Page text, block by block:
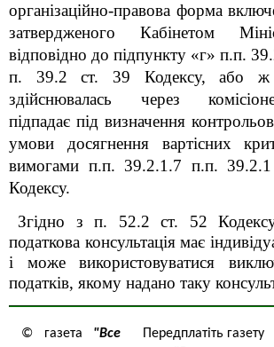
організаційно-правова форма
затвердженого Кабінетом
відповідно до підпункту «г» п.п.
п. 39.2 ст. 39 Кодексу, або ж
здійснювалась через
підпадає під визначення
умови досягнення вартісних
вимогами п.п. 39.2.1.7 п.п.
Кодексу.
Згідно з п. 52.2 ст. 52 Кодексу
податкова консультація має
і може використовуватися
податків, якому надано таку
© газета "Все
Передплатіть газету